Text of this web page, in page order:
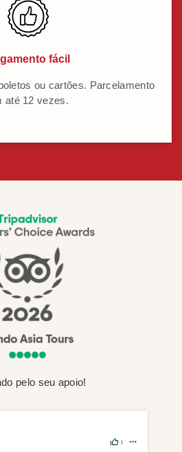
fácil
ou cartões. Parcelamento
até 12 vezes.
pelo seu apoio!